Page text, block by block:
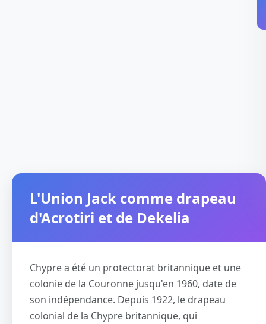
L'Union Jack comme drapeau
d'Acrotiri et de Dekelia
Chypre a été un protectorat britannique et une
colonie de la Couronne jusqu'en 1960, date de
son indépendance. Depuis 1922, le drapeau
colonial de la Chypre britannique, qui